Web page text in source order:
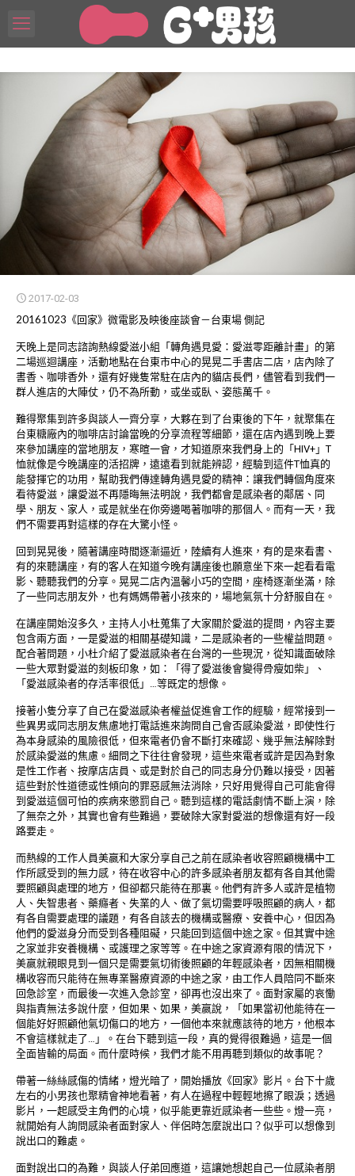
2017-02-03
20161023《回家》微電影及映後座談會－台東場 側記
天晚上是同志諮詢熱線愛滋小組「轉角遇見愛：愛滋零距離計畫」的第
二場巡迴講座，活動地點在台東市中心的晃晃二手書店二店，店內除了
書香、咖啡香外，還有好幾隻常駐在店內的貓店長們，儘管看到我們一
群人進店的大陣仗，仍不為所動，或坐或臥、姿態萬千。
難得聚集到許多與談人一齊分享，大夥在到了台東後的下午，就聚集在
台東糖廠內的咖啡店討論當晚的分享流程等細節，還在店內遇到晚上要
來參加講座的當地朋友，寒暄一會，才知道原來我們身上的「HIV+」T
恤就像是今晚講座的活招牌，遠遠看到就能辨認，經驗到這件T恤真的
能發揮它的功用，幫助我們傳達轉角遇見愛的精神：讓我們轉個角度來
看待愛滋，讓愛滋不再隱晦無法明說，我們都會是感染者的鄰居、同
學、朋友、家人，或是就坐在你旁邊喝著咖啡的那個人。而有一天，我
們不需要再對這樣的存在大驚小怪。
回到晃晃後，隨著講座時間逐漸逼近，陸續有人進來，有的是來看書、
有的來聽講座，有的客人在知道今晚有講座後也願意坐下來一起看看電
影、聽聽我們的分享。晃晃二店內溫馨小巧的空間，座椅逐漸坐滿，除
了一些同志朋友外，也有媽媽帶著小孩來的，場地氣氛十分舒服自在。
在講座開始沒多久，主持人小杜蒐集了大家關於愛滋的提問，內容主要
包含兩方面，一是愛滋的相關基礎知識，二是感染者的一些權益問題。
配合著問題，小杜介紹了愛滋感染者在台灣的一些現況，從知識面破除
一些大眾對愛滋的刻板印象，如：「得了愛滋後會變得骨瘦如柴」、
「愛滋感染者的存活率很低」…等既定的想像。
接著小隻分享了自己在愛滋感染者權益促進會工作的經驗，經常接到一
些異男或同志朋友焦慮地打電話進來詢問自己會否感染愛滋，即使性行
為本身感染的風險很低，但來電者仍會不斷打來確認、幾乎無法解除對
於感染愛滋的焦慮。細問之下往往會發現，這些來電者或許是因為對象
是性工作者、按摩店店員、或是對於自己的同志身分仍難以接受，因著
這些對於性道德或性傾向的罪惡感無法消除，只好用覺得自己可能會得
到愛滋這個可怕的疾病來懲罰自己。聽到這樣的電話劇情不斷上演，除
了無奈之外，其實也會有些難過，要破除大家對愛滋的想像還有好一段
路要走。
而熱線的工作人員美嬴和大家分享自己之前在感染者收容照顧機構中工
作所感受到的無力感，待在收容中心的許多感染者朋友都有各自其他需
要照顧與處理的地方，但卻都只能待在那裏。他們有許多人或許是植物
人、失智患者、藥癮者、失業的人、做了氣切需要呼吸照顧的病人，都
有各自需要處理的議題，有各自該去的機構或醫療、安養中心，但因為
他們的愛滋身分而受到各種阻礙，只能回到這個中途之家。但其實中途
之家並非安養機構、或護理之家等等。在中途之家資源有限的情況下，
美嬴就親眼見到一個只是需要氣切術後照顧的年輕感染者，因無相關機
構收容而只能待在無專業醫療資源的中途之家，由工作人員陪同不斷來
回急診室，而最後一次進入急診室，卻再也沒出來了。面對家屬的哀慟
與指責無法多說什麼，但如果、如果，美嬴說，「如果當初他能待在一
個能好好照顧他氣切傷口的地方，一個他本來就應該待的地方，他根本
不會這樣就走了…」。在台下聽到這一段，真的覺得很難過，這是一個
全面皆輸的局面。而什麼時候，我們才能不用再聽到類似的故事呢？
帶著一絲絲感傷的情緒，燈光暗了，開始播放《回家》影片。台下十歲
左右的小男孩也聚精會神地看著，有人在過程中輕輕地擦了眼淚；透過
影片，一起感受主角們的心境，似乎能更靠近感染者一些些。燈一亮，
就開始有人詢問感染者面對家人、伴侶時怎麼說出口？似乎可以想像到
說出口的難處。
面對說出口的為難，與談人仔弟回應道，這讓她想起自己一位感染者朋